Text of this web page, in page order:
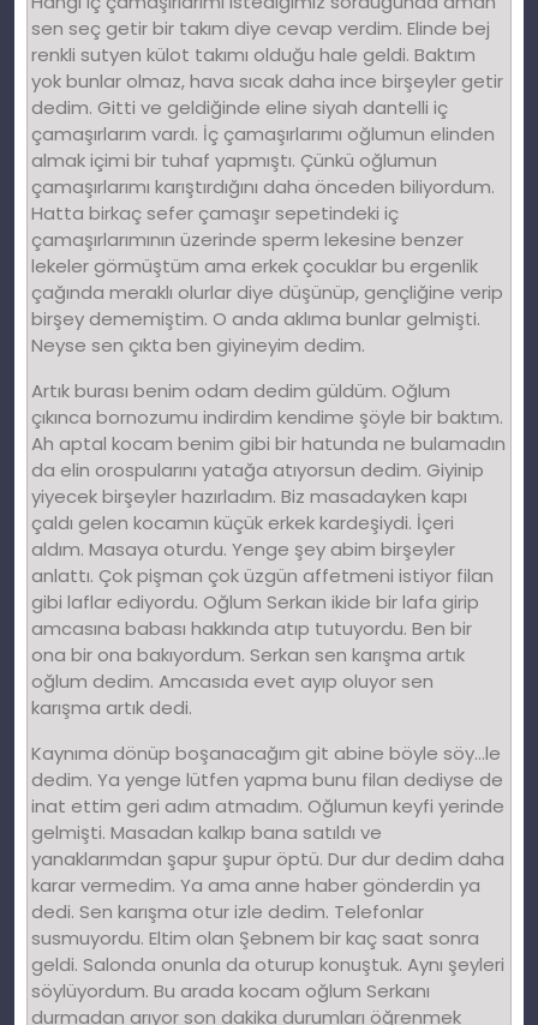
sen seç getir bir takım diye cevap verdim. Elinde bej
renkli sutyen külot takımı olduğu hale geldi. Baktım
yok bunlar olmaz, hava sıcak daha ince birşeyler getir
dedim. Gitti ve geldiğinde eline siyah dantelli iç
çamaşırlarım vardı. İç çamaşırlarımı oğlumun elinden
almak içimi bir tuhaf yapmıştı. Çünkü oğlumun
çamaşırlarımı karıştırdığını daha önceden biliyordum.
Hatta birkaç sefer çamaşır sepetindeki iç
çamaşırlarımının üzerinde sperm lekesine benzer
lekeler görmüştüm ama erkek çocuklar bu ergenlik
çağında meraklı olurlar diye düşünüp, gençliğine verip
birşey dememiştim. O anda aklıma bunlar gelmişti.
Neyse sen çıkta ben giyineyim dedim.
Artık burası benim odam dedim güldüm. Oğlum
çıkınca bornozumu indirdim kendime şöyle bir baktım.
Ah aptal kocam benim gibi bir hatunda ne bulamadın
da elin orospularını yatağa atıyorsun dedim. Giyinip
yiyecek birşeyler hazırladım. Biz masadayken kapı
çaldı gelen kocamın küçük erkek kardeşiydi. İçeri
aldım. Masaya oturdu. Yenge şey abim birşeyler
anlattı. Çok pişman çok üzgün affetmeni istiyor filan
gibi laflar ediyordu. Oğlum Serkan ikide bir lafa girip
amcasına babası hakkında atıp tutuyordu. Ben bir
ona bir ona bakıyordum. Serkan sen karışma artık
oğlum dedim. Amcasıda evet ayıp oluyor sen
karışma artık dedi.
Kaynıma dönüp boşanacağım git abine böyle söy…le
dedim. Ya yenge lütfen yapma bunu filan dediyse de
inat ettim geri adım atmadım. Oğlumun keyfi yerinde
gelmişti. Masadan kalkıp bana satıldı ve
yanaklarımdan şapur şupur öptü. Dur dur dedim daha
karar vermedim. Ya ama anne haber gönderdin ya
dedi. Sen karışma otur izle dedim. Telefonlar
susmuyordu. Eltim olan Şebnem bir kaç saat sonra
geldi. Salonda onunla da oturup konuştuk. Aynı şeyleri
söylüyordum. Bu arada kocam oğlum Serkanı
durmadan arıyor son dakika durumları öğrenmek